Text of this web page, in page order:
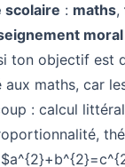
scolaire : maths,
ton objectif est
maths, car
: calcul